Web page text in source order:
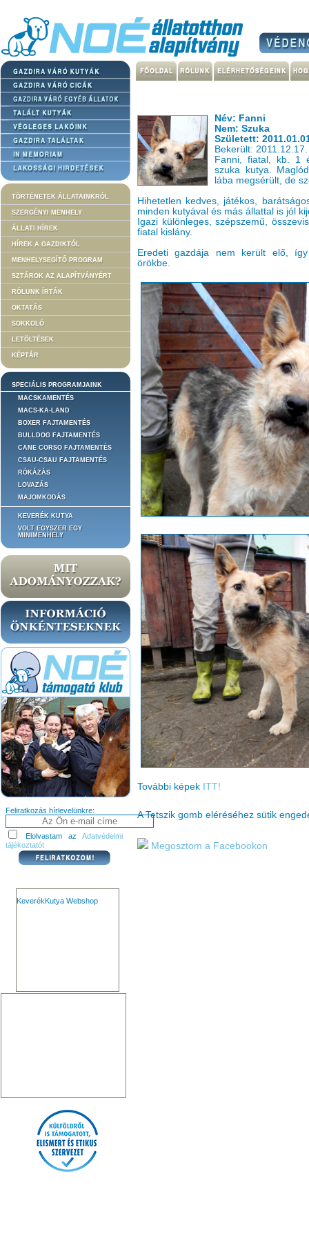
TÖRTÉNETEK ÁLLATAINKRÓL
SZERGÉNYI MENHELY
ÁLLATI HÍREK
HÍREK A GAZDIKTÓL
MENHELYSEGÍTŐ PROGRAM
SZTÁROK AZ ALAPÍTVÁNYÉRT
RÓLUNK ÍRTÁK
OKTATÁS
SOKKOLÓ
LETÖLTÉSEK
KÉPTÁR
SPECIÁLIS PROGRAMJAINK
MACSKAMENTÉS
MACS-KA-LAND
BOXER FAJTAMENTÉS
BULLDOG FAJTAMENTÉS
CANE CORSO FAJTAMENTÉS
CSAU-CSAU FAJTAMENTÉS
RÓKÁZÁS
LOVAZÁS
MAJOMKODÁS
KEVERÉK KUTYA
VOLT EGYSZER EGY
MINIMENHELY
Feliratkozás hírlevelünkre:
Elolvastam az Adatvédelmi
tájékoztatót
KeverékKutya Webshop
Név: Fanni
Nem: Szuka
Született:
Bekerült: 2011.12.17.
Fanni, fiatal, kb. 1
szuka kutya.
lába megsérült, de
Hihetetlen kedves, játékos,
minden kutyával és más állattal is jól
Igazi különleges, szépszemű,
fiatal kislány.
Eredeti gazdája nem került elő,
örökbe.
További képek ITT!
A Tetszik gomb eléréséhez sütik
Megosztom a Facebookon